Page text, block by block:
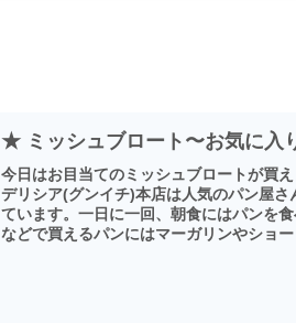
★ ミッシュブロート〜お気に入
今日はお目当てのミッシュブロートが買
デリシア(グンイチ)本店は人気のパン屋さ
ています。一日に一回、朝食にはパンを
などで買えるパンにはマーガリンやショ